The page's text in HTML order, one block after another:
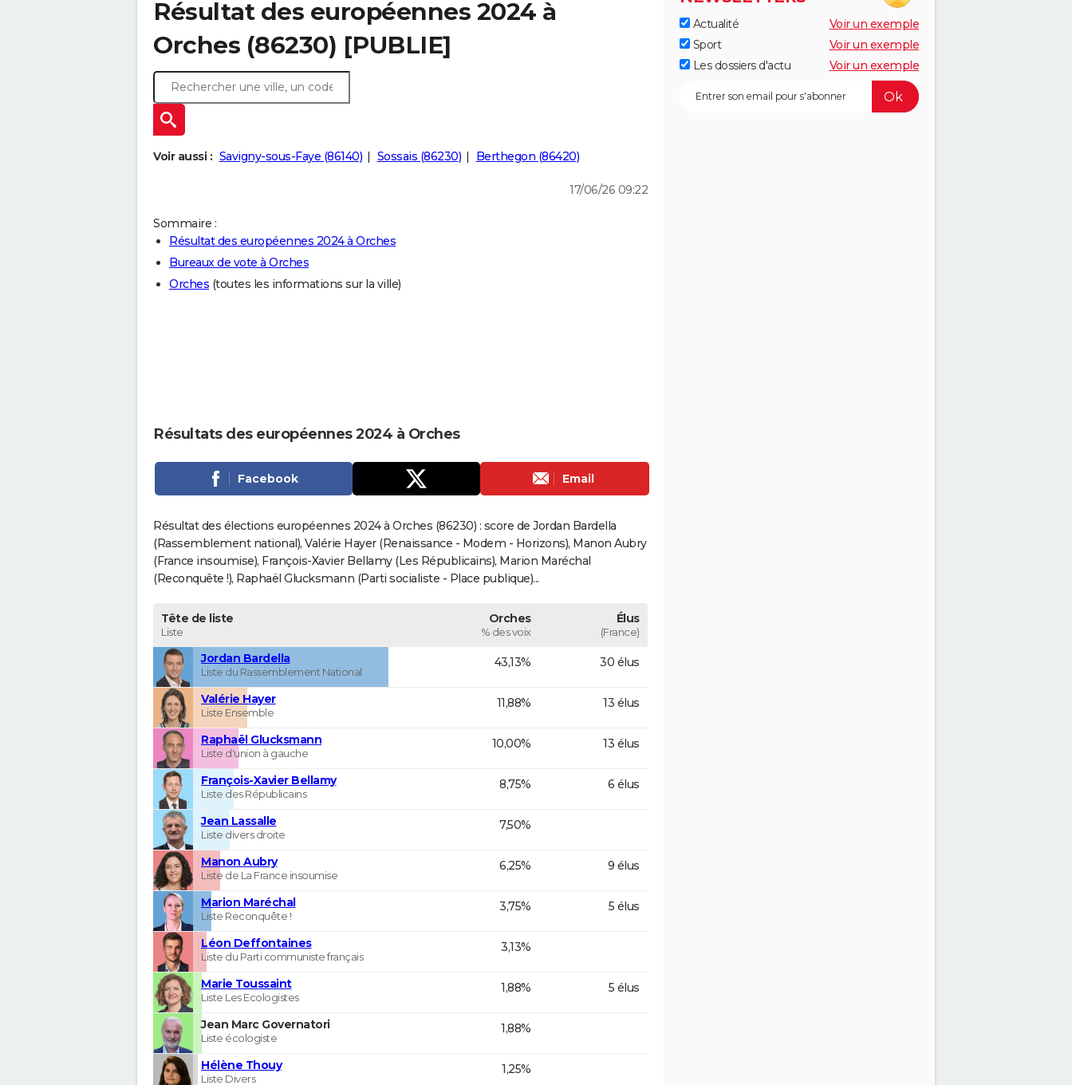
Résultat des européennes 2024 à
Orches (86230) [PUBLIE]
Voir aussi : Savigny-sous-Faye (86140) Sossais (86230) Berthegon (86420)
17/06/26 09:22
Sommaire :
Résultat des européennes 2024 à Orches
Bureaux de vote à Orches
Orches (toutes les informations sur la ville)
Résultats des européennes 2024 à Orches
Facebook Email
Résultat des élections européennes 2024 à Orches (86230) : score de Jordan Bardella
(Rassemblement national), Valérie Hayer (Renaissance - Modem - Horizons), Manon Aubry
(France insoumise), François-Xavier Bellamy (Les Républicains), Marion Maréchal
(Reconquête !), Raphaël Glucksmann (Parti socialiste - Place publique)...
Tête de liste
Liste
Orches
% des voix
Élus
(France)
Jordan Bardella
Liste du Rassemblement National
43,13% 30 élus
Valérie Hayer
Liste Ensemble
11,88% 13 élus
Raphaël Glucksmann
Liste d'union à gauche
10,00% 13 élus
François-Xavier Bellamy
Liste des Républicains
8,75% 6 élus
Jean Lassalle
Liste divers droite
7,50%
Manon Aubry
Liste de La France insoumise
6,25% 9 élus
Marion Maréchal
Liste Reconquête !
3,75% 5 élus
Léon Deffontaines
Liste du Parti communiste français
3,13%
Marie Toussaint
Liste Les Ecologistes
1,88% 5 élus
Jean Marc Governatori
Liste écologiste
1,88%
Hélène Thouy
Liste Divers
1,25%
Actualité
Voir un exemple
Sport
Voir un exemple
Les dossiers d'actu
Voir un exemple